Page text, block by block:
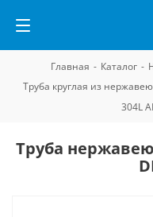
Главная - Каталог -
Труба круглая из
304L
Труба